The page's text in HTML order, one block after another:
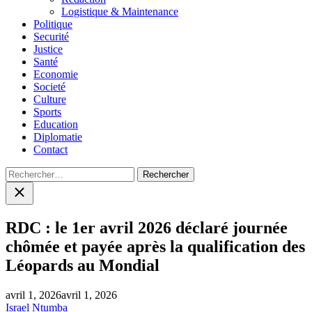
Logistique & Maintenance
Politique
Securité
Justice
Santé
Economie
Societé
Culture
Sports
Education
Diplomatie
Contact
Rechercher :
Close
search
RDC : le 1er avril 2026 déclaré journée
chômée et payée après la qualification des
Léopards au Mondial
avril 1, 2026avril 1, 2026
Israel Ntumba